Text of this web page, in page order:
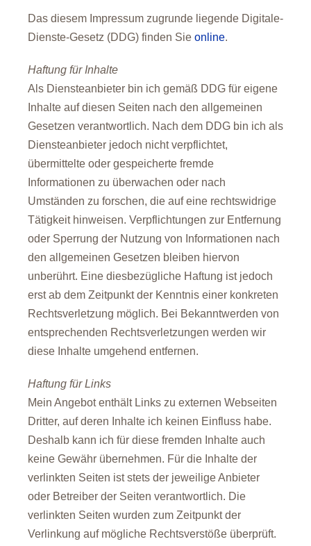
Das diesem Impressum zugrunde liegende Digitale-
Dienste-Gesetz (DDG) finden Sie online.
Haftung für Inhalte
Als Diensteanbieter bin ich gemäß DDG für eigene
Inhalte auf diesen Seiten nach den allgemeinen
Gesetzen verantwortlich. Nach dem DDG bin ich als
Diensteanbieter jedoch nicht verpflichtet,
übermittelte oder gespeicherte fremde
Informationen zu überwachen oder nach
Umständen zu forschen, die auf eine rechtswidrige
Tätigkeit hinweisen. Verpflichtungen zur Entfernung
oder Sperrung der Nutzung von Informationen nach
den allgemeinen Gesetzen bleiben hiervon
unberührt. Eine diesbezügliche Haftung ist jedoch
erst ab dem Zeitpunkt der Kenntnis einer konkreten
Rechtsverletzung möglich. Bei Bekanntwerden von
entsprechenden Rechtsverletzungen werden wir
diese Inhalte umgehend entfernen.
Haftung für Links
Mein Angebot enthält Links zu externen Webseiten
Dritter, auf deren Inhalte ich keinen Einfluss habe.
Deshalb kann ich für diese fremden Inhalte auch
keine Gewähr übernehmen. Für die Inhalte der
verlinkten Seiten ist stets der jeweilige Anbieter
oder Betreiber der Seiten verantwortlich. Die
verlinkten Seiten wurden zum Zeitpunkt der
Verlinkung auf mögliche Rechtsverstöße überprüft.